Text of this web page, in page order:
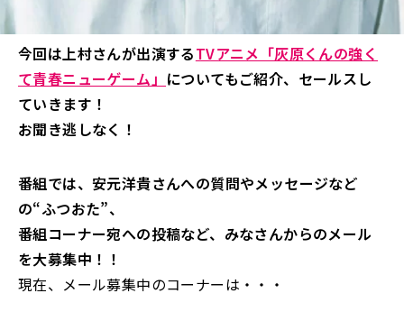
今回は上村さんが出演するTVアニメ「灰原くんの強く
て青春ニューゲーム」 についてもご紹介、セールスし
ていきます！
お聞き逃しなく！
番組では、安元洋貴さんへの質問やメッセージなど
の“ふつおた”、
番組コーナー宛への投稿など、みなさんからのメール
を大募集中！！
現在、メール募集中のコーナーは・・・